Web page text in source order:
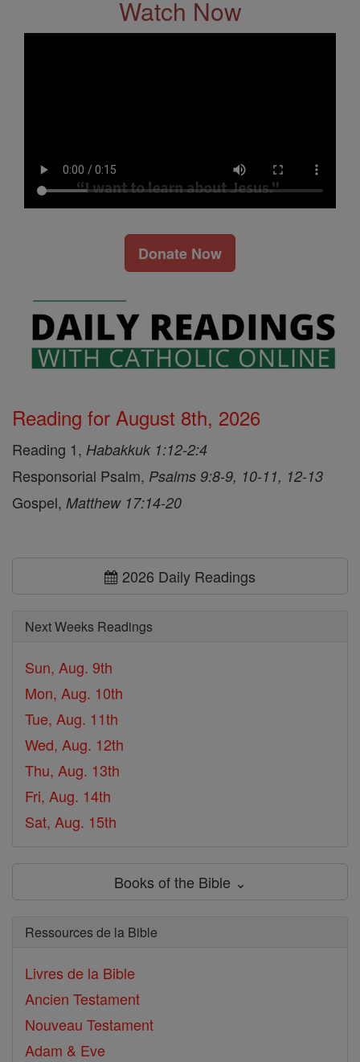
Watch Now
Donate Now
Reading for August 8th, 2026
Reading 1, Habakkuk 1:12-2:4
Responsorial Psalm, Psalms 9:8-9, 10-11, 12-13
Gospel, Matthew 17:14-20
2026 Daily Readings
Next Weeks Readings
Sun, Aug. 9th
Mon, Aug. 10th
Tue, Aug. 11th
Wed, Aug. 12th
Thu, Aug. 13th
Fri, Aug. 14th
Sat, Aug. 15th
Books of the Bible ⌄
Ressources de la Bible
Livres de la Bible
Ancien Testament
Nouveau Testament
Adam & Eve